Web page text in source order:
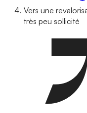
Vers une
très peu sollicité